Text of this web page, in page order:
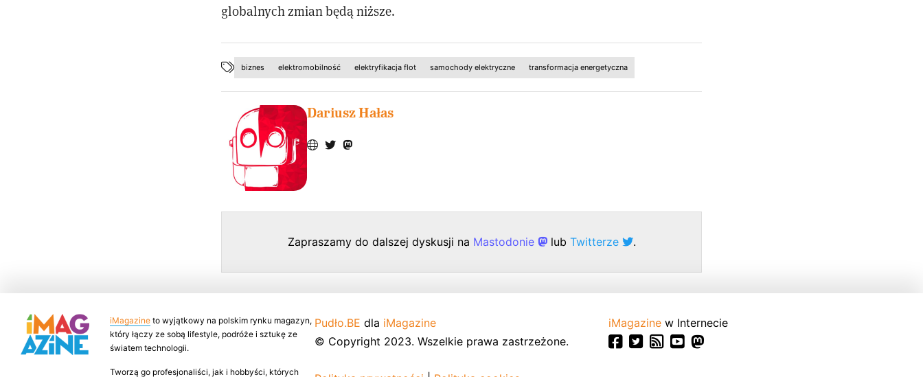
globalnych zmian będą niższe.
biznes elektromobilność elektryfikacja flot samochody elektryczne transformacja energetyczna
Dariusz Hałas
Zapraszamy do dalszej dyskusji na Mastodonie lub Twitterze .
iMagazine to wyjątkowy na polskim rynku magazyn,
który łączy ze sobą lifestyle, podróże i sztukę ze
światem technologii.
Tworzą go profesjonaliści, jak i hobbyści, których
Pudło.BE dla iMagazine
© Copyright 2023. Wszelkie prawa zastrzeżone.
iMagazine w Internecie